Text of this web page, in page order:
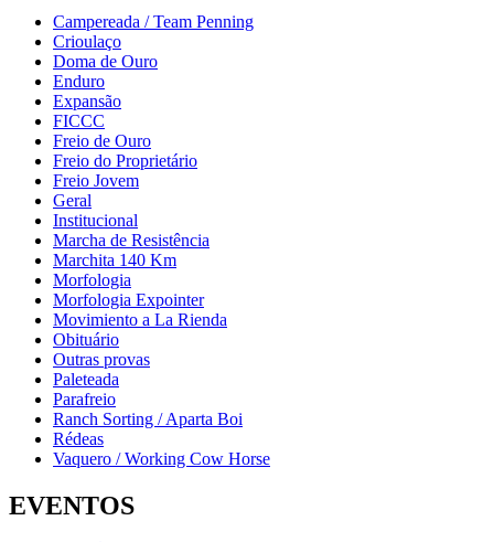
Campereada / Team Penning
Crioulaço
Doma de Ouro
Enduro
Expansão
FICCC
Freio de Ouro
Freio do Proprietário
Freio Jovem
Geral
Institucional
Marcha de Resistência
Marchita 140 Km
Morfologia
Morfologia Expointer
Movimiento a La Rienda
Obituário
Outras provas
Paleteada
Parafreio
Ranch Sorting / Aparta Boi
Rédeas
Vaquero / Working Cow Horse
EVENTOS